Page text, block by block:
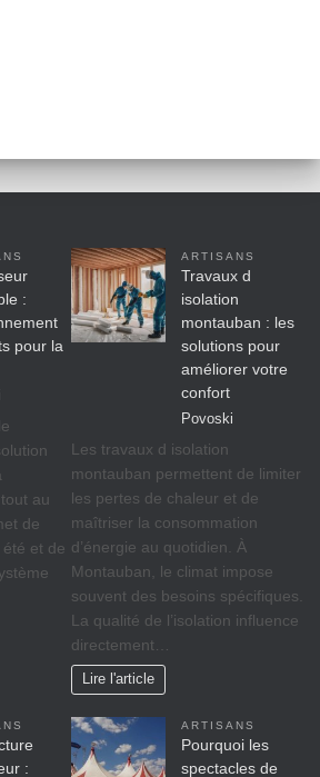
:
pour la
au
de
et de
ARTISANS
Travaux d
isolation
montauban : les
solutions pour
améliorer votre
confort
Povoski
Les travaux d isolation
montauban permettent de limiter
les pertes de chaleur et de
maîtriser la consommation
d’énergie au quotidien. À
Montauban, le climat impose
souvent des besoins spécifiques.
La qualité de l’isolation influence
directement…
Lire l'article
:
ARTISANS
Pourquoi les
spectacles de